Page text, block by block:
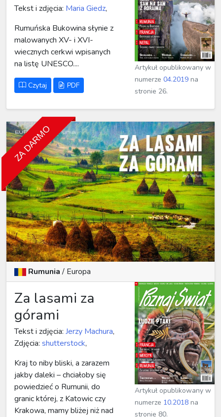
Tekst i zdjęcia: Maria Giedz,
Rumuńska Bukowina słynie z
malowanych XV- i XVI-
wiecznych cerkwi wpisanych
na listę UNESCO....
Czytaj PDF
Artykuł opublikowany w
numerze04.2019 na
stronie 26.
ZA DARMO
Rumunia/ Europa
Za lasami za
górami
Tekst i zdjęcia: Jerzy Machura,
Zdjęcia: shutterstock,
Kraj to niby bliski, a zarazem
jakby daleki – chciałoby się
powiedzieć o Rumunii, do
granic której, z Katowic czy
Krakowa, mamy bliżej niż nad
Artykuł opublikowany w
numerze 10.2018 na
stronie 80.